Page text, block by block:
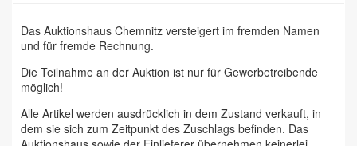
Das Auktionshaus Chemnitz versteigert im fremden Namen
und für fremde Rechnung.
Die Teilnahme an der Auktion ist nur für Gewerbetreibende
möglich!
Alle Artikel werden ausdrücklich in dem Zustand verkauft, in
dem sie sich zum Zeitpunkt des Zuschlags befinden. Das